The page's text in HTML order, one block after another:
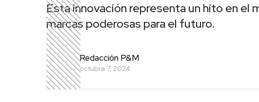
Esta innovación representa un hito en el
marcas poderosas para el futuro.
Redacción P&M
octubre 7, 2024